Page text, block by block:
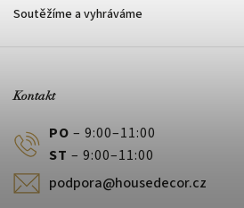
Soutěžíme a vyhráváme
Kontakt
PO – 9:00–11:00
ST – 9:00–11:00
podpora@housedecor.cz